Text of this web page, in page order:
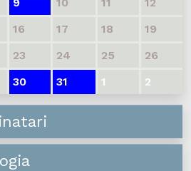
16 17 18
19
23 24 25
26
30 31 1 2